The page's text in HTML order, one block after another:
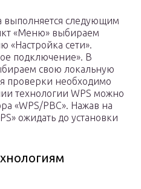
выполняется следующим
«Меню» выбираем
«Настройка сети».
подключение». В
свою локальную
проверки необходимо
технологии WPS можно
«WPS/РВС». Нажав на
ожидать до установки